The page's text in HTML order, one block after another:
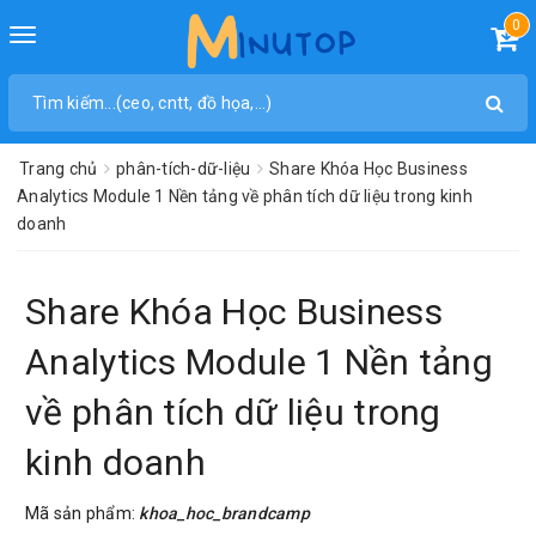
Toggle
0
Trang chủ phân-tích-dữ-liệu
Share Khóa Học Business
Analytics Module 1 Nền tảng về phân tích dữ liệu trong kinh
doanh
Share Khóa Học Business
Analytics Module 1 Nền tảng
về phân tích dữ liệu trong
kinh doanh
Mã sản phẩm: khoa_hoc_brandcamp